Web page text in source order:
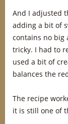
And I adjusted
adding a bit of
contains no big
tricky. I had to
used a bit of
balances the
The recipe
it is still one of